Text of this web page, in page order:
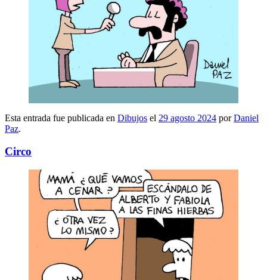
Esta entrada fue publicada en Dibujos el 29 agosto 2024 porDaniel
Paz.
Circo